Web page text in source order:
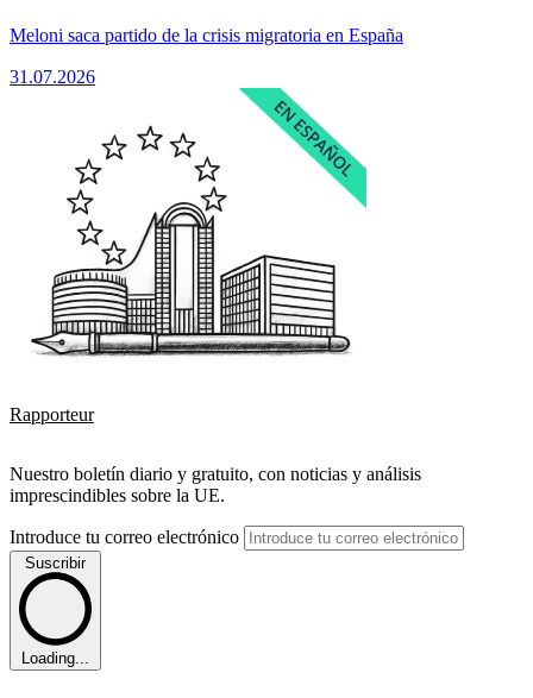
Meloni saca partido de la crisis migratoria en España
31.07.2026
Rapporteur
Nuestro boletín diario y gratuito, con noticias y análisis
imprescindibles sobre la UE.
Introduce tu correo electrónico
Suscribir
Loading...